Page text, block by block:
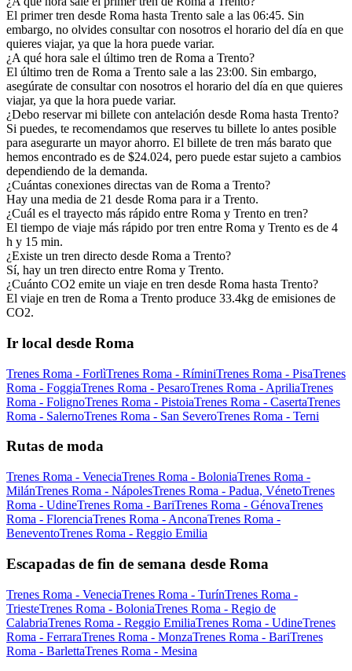
El primer tren desde Roma hasta Trento sale a las 06:45. Sin
embargo, no olvides consultar con nosotros el horario del día en que
quieres viajar, ya que la hora puede variar.
¿A qué hora sale el último tren de Roma a Trento?
El último tren de Roma a Trento sale a las 23:00. Sin embargo,
asegúrate de consultar con nosotros el horario del día en que quieres
viajar, ya que la hora puede variar.
¿Debo reservar mi billete con antelación desde Roma hasta Trento?
Si puedes, te recomendamos que reserves tu billete lo antes posible
para asegurarte un mayor ahorro. El billete de tren más barato que
hemos encontrado es de $24.024, pero puede estar sujeto a cambios
dependiendo de la demanda.
¿Cuántas conexiones directas van de Roma a Trento?
Hay una media de 21 desde Roma para ir a Trento.
¿Cuál es el trayecto más rápido entre Roma y Trento en tren?
El tiempo de viaje más rápido por tren entre Roma y Trento es de 4
h y 15 min.
¿Existe un tren directo desde Roma a Trento?
Sí, hay un tren directo entre Roma y Trento.
¿Cuánto CO2 emite un viaje en tren desde Roma hasta Trento?
El viaje en tren de Roma a Trento produce 33.4kg de emisiones de
CO2.
Ir local desde Roma
Trenes Roma - ForlìTrenes Roma - RíminiTrenes Roma - PisaTrenes
Roma - FoggiaTrenes Roma - PesaroTrenes Roma - ApriliaTrenes
Roma - FolignoTrenes Roma - PistoiaTrenes Roma - CasertaTrenes
Roma - SalernoTrenes Roma - San SeveroTrenes Roma - Terni
Rutas de moda
Trenes Roma - VeneciaTrenes Roma - BoloniaTrenes Roma -
MilánTrenes Roma - NápolesTrenes Roma - Padua, VénetoTrenes
Roma - UdineTrenes Roma - BariTrenes Roma - GénovaTrenes
Roma - FlorenciaTrenes Roma - AnconaTrenes Roma -
BeneventoTrenes Roma - Reggio Emilia
Escapadas de fin de semana desde Roma
Trenes Roma - VeneciaTrenes Roma - TurínTrenes Roma -
TriesteTrenes Roma - BoloniaTrenes Roma - Regio de
CalabriaTrenes Roma - Reggio EmiliaTrenes Roma - UdineTrenes
Roma - FerraraTrenes Roma - MonzaTrenes Roma - BariTrenes
Roma - BarlettaTrenes Roma - Mesina